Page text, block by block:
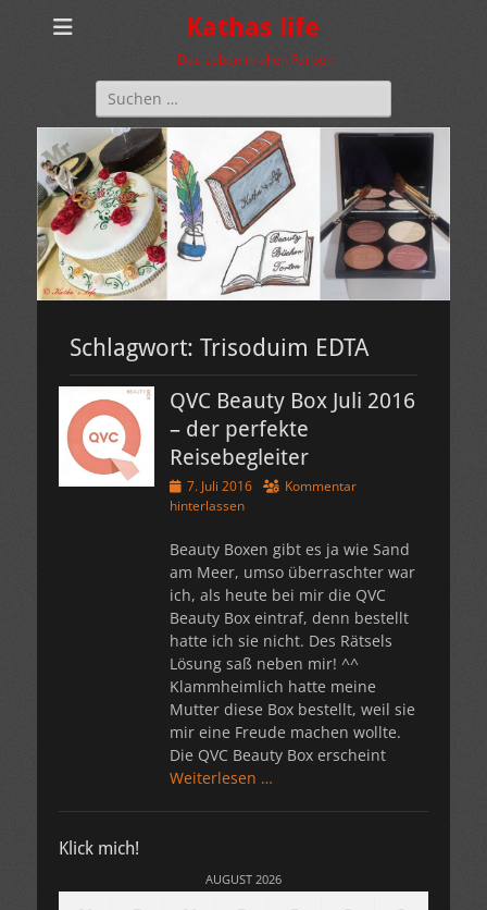
Kathas life
Das Leben in allen Farben
Suchen
nach:
Schlagwort: Trisoduim EDTA
QVC Beauty Box Juli 2016
– der perfekte
Reisebegleiter
Veröffentlicht
am
7. Juli 2016
Kommentar
hinterlassen
Beauty Boxen gibt es ja wie Sand
am Meer, umso überraschter war
ich, als heute bei mir die QVC
Beauty Box eintraf, denn bestellt
hatte ich sie nicht. Des Rätsels
Lösung saß neben mir! ^^
Klammheimlich hatte meine
Mutter diese Box bestellt, weil sie
mir eine Freude machen wollte.
Die QVC Beauty Box erscheint
Weiterlesen …
Klick mich!
AUGUST 2026